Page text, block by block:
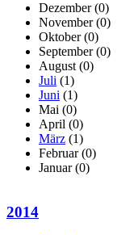
Dezember(0)
November(0)
Oktober(0)
September(0)
August(0)
Juli (1)
Juni (1)
Mai (0)
April (0)
März (1)
Februar(0)
Januar(0)
2014